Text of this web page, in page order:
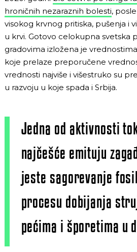
hroničnih nezaraznih bolesti,
visokog krvnog pritiska, pušenja i
u krvi. Gotovo celokupna svetska
gradovima izložena je
koje prelaze preporučene
vrednosti najviše i višestruko su
u razvoju u koje spada i Srbija.
Jedna od aktivnosti
najčešće emituju
jeste sagorevanje
procesu dobijanja
pećima i šporetima u